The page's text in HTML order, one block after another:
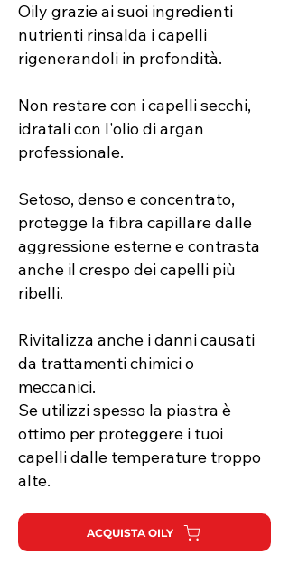
Oily grazie ai suoi ingredienti
nutrienti rinsalda i capelli
rigenerandoli in profondità.
Non restare con i capelli secchi,
idratali con l'olio di argan
professionale.
Setoso, denso e concentrato,
protegge la fibra capillare dalle
aggressione esterne e contrasta
anche il crespo dei capelli più
ribelli.
Rivitalizza anche i danni causati
da trattamenti chimici o
meccanici.
Se utilizzi spesso la piastra è
ottimo per proteggere i tuoi
capelli dalle temperature troppo
alte.
ACQUISTA OILY